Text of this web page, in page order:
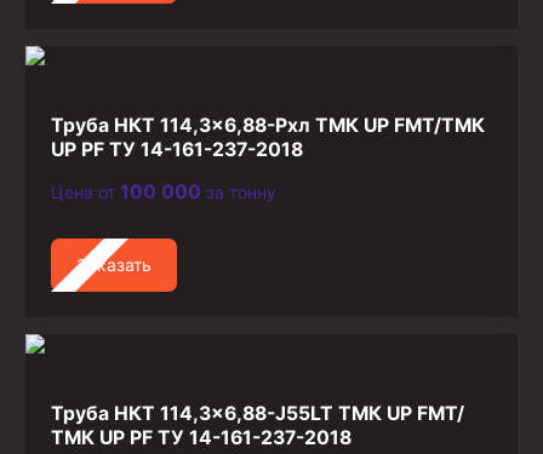
Труба НКТ 114,3×6,88-Рхл ТМК UP FMT/ТМК
UP PF ТУ 14-161-237-2018
Цена от 100 000 за тонну
Заказать
Труба НКТ 114,3×6,88-J55LT ТМК UP FMT/
ТМК UP PF ТУ 14-161-237-2018